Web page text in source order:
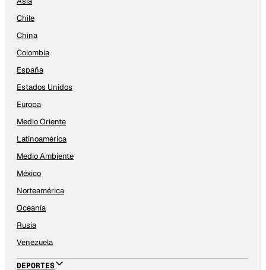
Chile
China
Colombia
España
Estados Unidos
Europa
Medio Oriente
Latinoamérica
Medio Ambiente
México
Norteamérica
Oceanía
Rusia
Venezuela
DEPORTES